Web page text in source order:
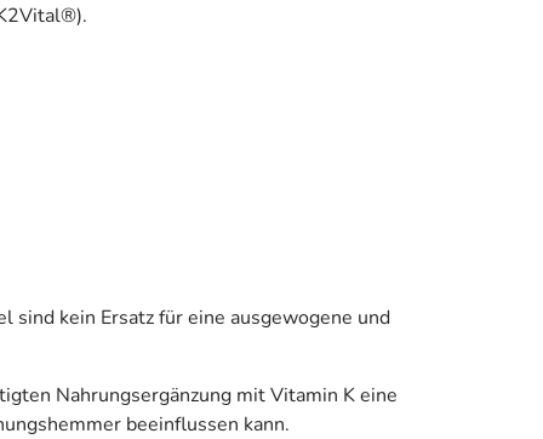
sind kein Ersatz für eine ausgewogene und
Nahrungsergänzung mit Vitamin K eine
beeinflussen kann.